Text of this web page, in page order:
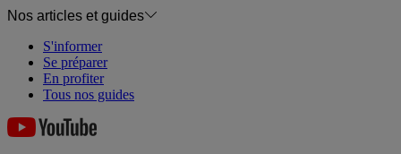
Nos articles et guides
S'informer
Se préparer
En profiter
Tous nos guides